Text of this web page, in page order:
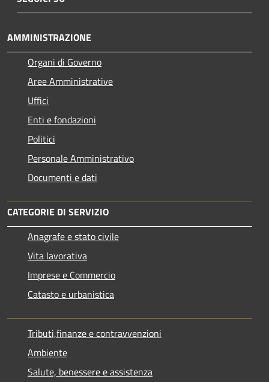
AMMINISTRAZIONE
Organi di Governo
Aree Amministrative
Uffici
Enti e fondazioni
Politici
Personale Amministrativo
Documenti e dati
CATEGORIE DI SERVIZIO
Anagrafe e stato civile
Vita lavorativa
Imprese e Commercio
Catasto e urbanistica
Tributi,finanze e contravvenzioni
Ambiente
Salute, benessere e assistenza